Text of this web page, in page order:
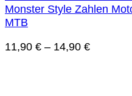
Monster Style Zahlen
MTB
11,90 € – 14,90 €